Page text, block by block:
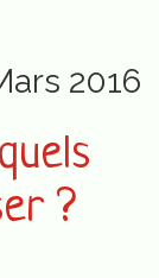
2016
?